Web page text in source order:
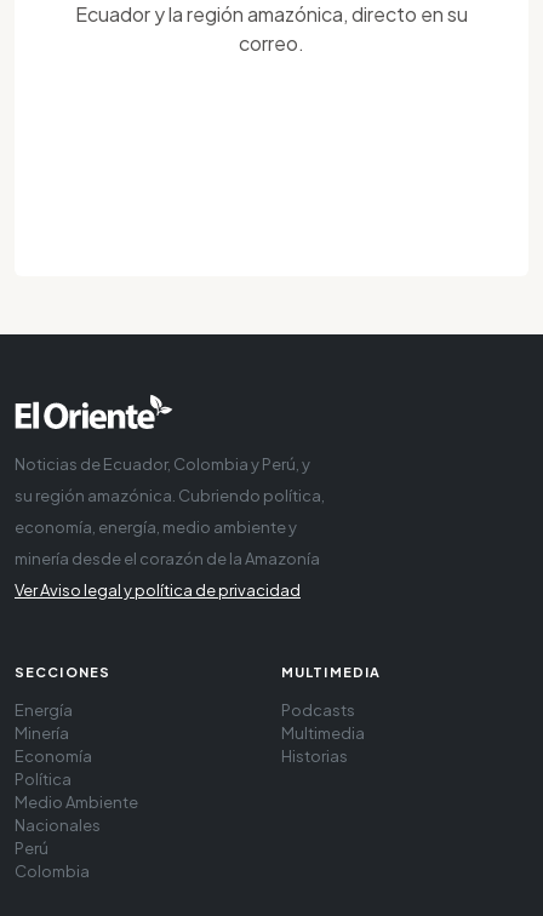
Ecuador y la región amazónica, directo en su
correo.
Noticias de Ecuador, Colombia y Perú, y
su región amazónica. Cubriendo política,
economía, energía, medio ambiente y
minería desde el corazón de la Amazonía
Ver Aviso legal y política de privacidad
SECCIONES
Energía
Minería
Economía
Política
Medio Ambiente
Nacionales
Perú
Colombia
MULTIMEDIA
Podcasts
Multimedia
Historias